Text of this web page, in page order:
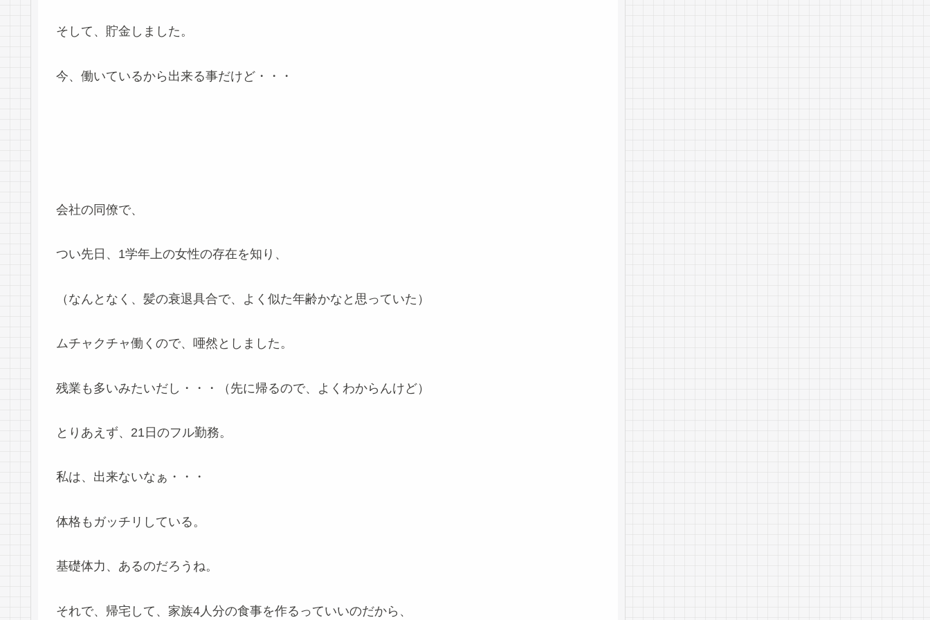
そして、貯金しました。
今、働いているから出来る事だけど・・・
会社の同僚で、
つい先日、1学年上の女性の存在を知り、
（なんとなく、髪の衰退具合で、よく似た年齢かなと思っていた）
ムチャクチャ働くので、唖然としました。
残業も多いみたいだし・・・（先に帰るので、よくわからんけど）
とりあえず、21日のフル勤務。
私は、出来ないなぁ・・・
体格もガッチリしている。
基礎体力、あるのだろうね。
それで、帰宅して、家族4人分の食事を作るっていいのだから、